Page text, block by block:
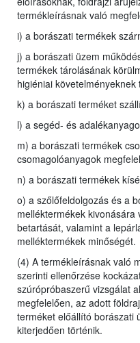
termékleírásnak való
i) a borászati termékek
j) a borászati üzem
termékek tárolásának
higiéniai
k) a borászati terméket
l) a segéd- és
m) a borászati termékek
csomagolóanyagok
n) a borászati termékek
o) a szőlőfeldolgozás és a
melléktermékek
betartását, valamint a
melléktermékek minőségét.
(4) A termékleírásnak való
szerinti ellenőrzése
szúrópróbaszerű vizsgálat
megfelelően, az adott
terméket előállító borászati
kiterjedően történik.